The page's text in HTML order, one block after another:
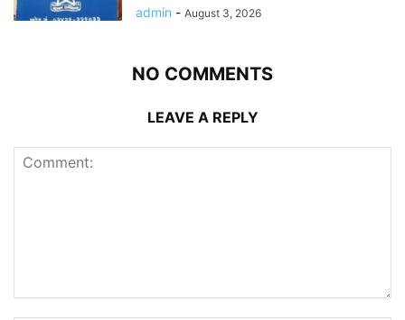
admin - August 3, 2026
NO COMMENTS
LEAVE A REPLY